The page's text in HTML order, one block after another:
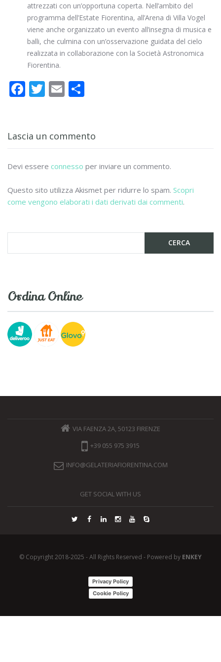
attrezzati con un’opportuna coperta. Nell’ambito del
programma dell’Estate Fiorentina, all’Arena di Villa Vogel
viene anche organizzato un evento all’insegna di musica e
balli, che culmina con un’osservazione guidata del cielo
realizzata in collaborazione con la Società Astronomica
Fiorentina.
F
b
o
k
T
er
E
l di
di
Lascia un commento
Devi essere connesso per inviare un commento.
Questo sito utilizza Akismet per ridurre lo spam. Scopri
come vengono elaborati i dati derivati dai commenti.
Ordina Online
VIA FAENZA 2A, 50123 FIRENZE
+39 055 975 3915
INFO@GELATERIAFIORENTINA.COM
GET SOCIAL WITH US
© Copyright 2018-2025 - All Rights Reserved - Powered by ENKEY
Privacy Policy
Cookie Policy